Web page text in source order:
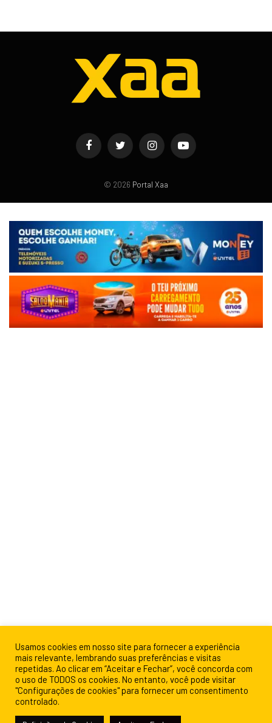
FacebookTwitter InstagramYouTube
© 2026 Portal Xaa
Usamos cookies em nosso site para fornecer a experiência
mais relevante, lembrando suas preferências e visitas
repetidas. Ao clicar em “Aceitar e Fechar”, você concorda com
o uso de TODOS os cookies. No entanto, você pode visitar
"Configurações de cookies" para fornecer um consentimento
controlado.